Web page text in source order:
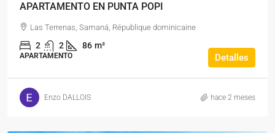
APARTAMENTO EN PUNTA POPI
Las Terrenas, Samaná, République dominicaine
2 2 86 m²
APARTAMENTO Detalles
Enzo DALLOIS hace 2 meses